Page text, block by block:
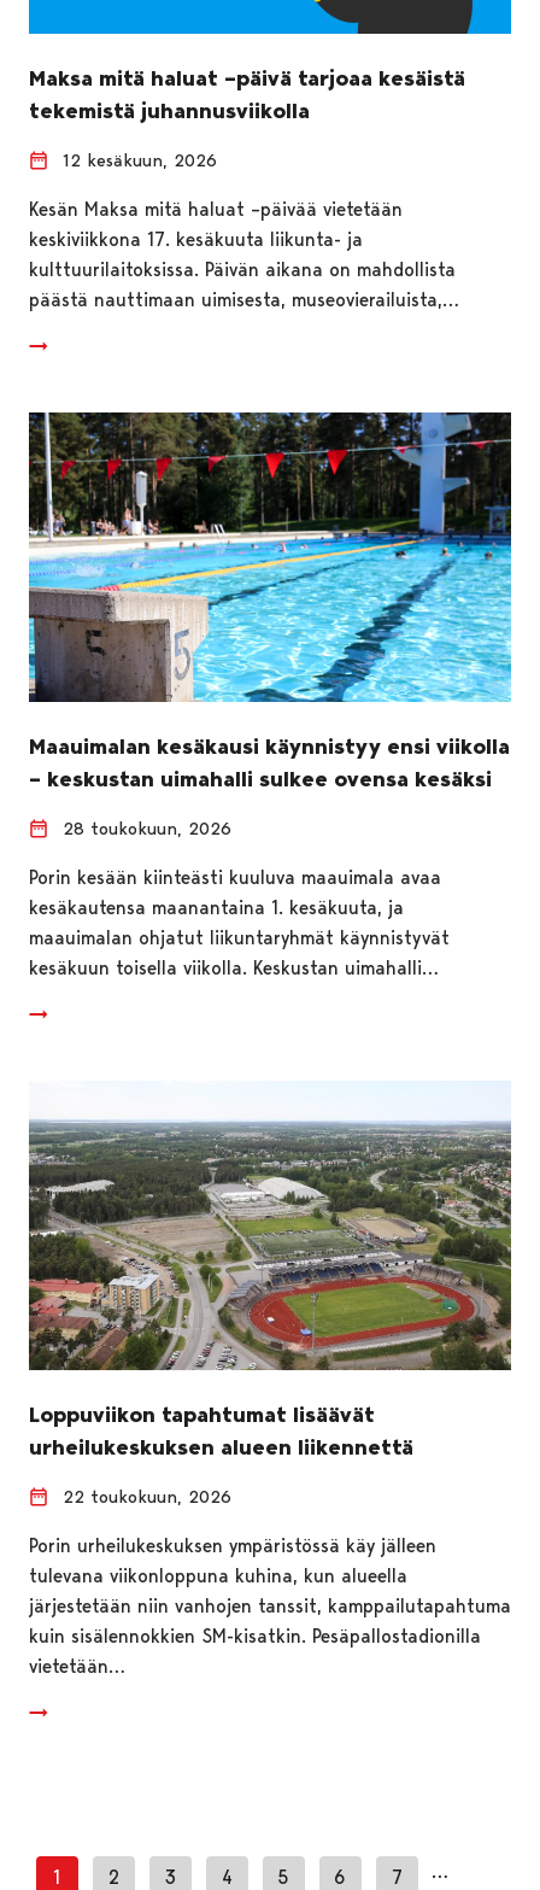
Maksa mitä haluat –päivä tarjoaa kesäistä
tekemistä juhannusviikolla
12 kesäkuun, 2026
Kesän Maksa mitä haluat –päivää vietetään
keskiviikkona 17. kesäkuuta liikunta- ja
kulttuurilaitoksissa. Päivän aikana on mahdollista
päästä nauttimaan uimisesta, museovierailuista,…
Maauimalan kesäkausi käynnistyy ensi viikolla
– keskustan uimahalli sulkee ovensa kesäksi
28 toukokuun, 2026
Porin kesään kiinteästi kuuluva maauimala avaa
kesäkautensa maanantaina 1. kesäkuuta, ja
maauimalan ohjatut liikuntaryhmät käynnistyvät
kesäkuun toisella viikolla. Keskustan uimahalli…
Loppuviikon tapahtumat lisäävät
urheilukeskuksen alueen liikennettä
22 toukokuun, 2026
Porin urheilukeskuksen ympäristössä käy jälleen
tulevana viikonloppuna kuhina, kun alueella
järjestetään niin vanhojen tanssit, kamppailutapahtuma
kuin sisälennokkien SM-kisatkin. Pesäpallostadionilla
vietetään…
1 2 3 4 5 6 7 …